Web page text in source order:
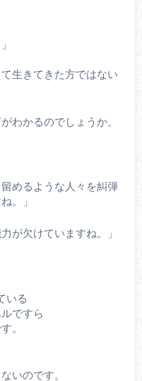
生きてきた方ではない
わかるのでしょうか。
めるような人々を糾弾
。」
が欠けていますね。」
いる
ですら
。
いのです。